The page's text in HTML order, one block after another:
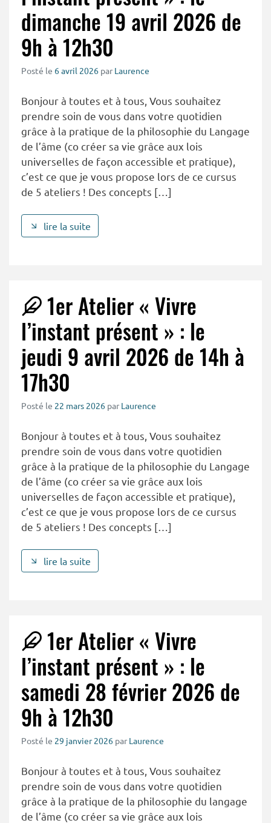
dimanche 19 avril 2026 de
9h à 12h30
Posté le 6 avril 2026 par Laurence
Bonjour à toutes et à tous, Vous souhaitez
prendre soin de vous dans votre quotidien
grâce à la pratique de la philosophie du Langage
de l’âme (co créer sa vie grâce aux lois
universelles de façon accessible et pratique),
c’est ce que je vous propose lors de ce cursus
de 5 ateliers ! Des concepts […]
lire la suite
1er Atelier « Vivre
l’instant présent » : le
jeudi 9 avril 2026 de 14h à
17h30
Posté le 22 mars 2026 par Laurence
Bonjour à toutes et à tous, Vous souhaitez
prendre soin de vous dans votre quotidien
grâce à la pratique de la philosophie du Langage
de l’âme (co créer sa vie grâce aux lois
universelles de façon accessible et pratique),
c’est ce que je vous propose lors de ce cursus
de 5 ateliers ! Des concepts […]
lire la suite
1er Atelier « Vivre
l’instant présent » : le
samedi 28 février 2026 de
9h à 12h30
Posté le 29 janvier 2026 par Laurence
Bonjour à toutes et à tous, Vous souhaitez
prendre soin de vous dans votre quotidien
grâce à la pratique de la philosophie du langage
de l’âme (co créer sa vie grâce aux lois